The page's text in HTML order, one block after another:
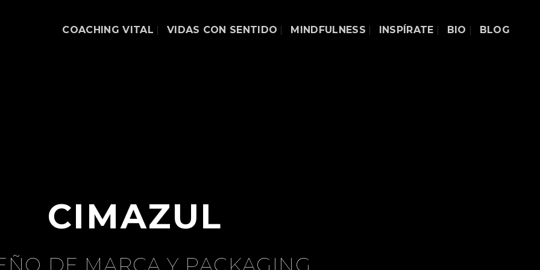
COACHING VITAL VIDAS CON SENTIDO MINDFULNESS INSPÍRATE BIO BLOG
CIMAZUL
DE MARCA Y PACKAGING